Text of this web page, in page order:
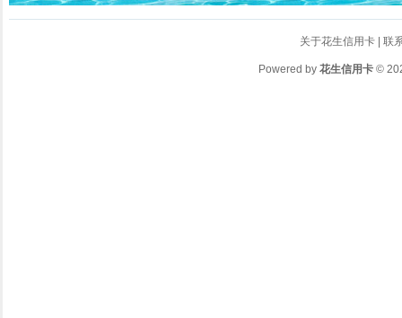
关于花生信用卡 联
Powered by 花生信用卡 ©